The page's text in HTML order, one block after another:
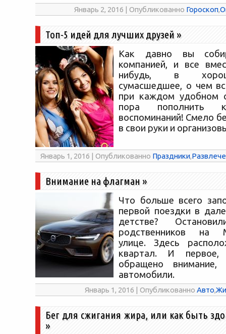
Январь 2, 2016 | Опубликованно Гороскоп,
Топ-5 идей для лучших друзей »
Как давно вы
компанией, и все
нибудь, в
сумасшедшее, о чем
при каждом удобном
пора пополнить
воспоминаний! Смело
в свои руки и
Январь 1, 2016 | Опубликованно Праздники,
Внимание на флагман »
Что больше всего
первой поездки в
детстве?
родственников на
улице. Здесь
квартал. И
обращено
автомобили.
Январь 1, 2016 | Опубликованно Авто,
Бег для сжигания жира, или как быть
»